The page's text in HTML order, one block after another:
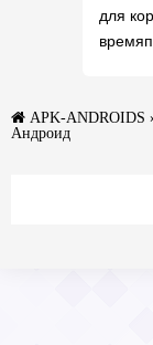
для
APK-ANDROIDS
Андроид